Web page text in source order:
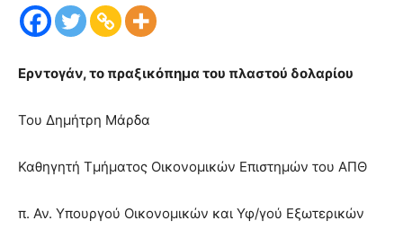
Ερντογάν, το πραξικόπημα του πλαστού δολαρίου
Του Δημήτρη Μάρδα
Καθηγητή Τμήματος Οικονομικών Επιστημών του ΑΠΘ
π. Αν. Υπουργού Οικονομικών και Υφ/γού Εξωτερικών